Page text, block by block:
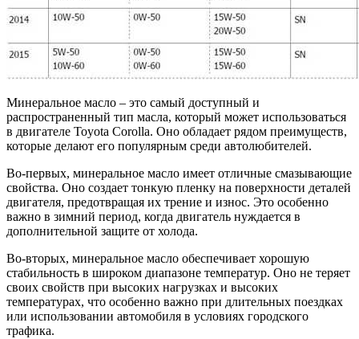
Минеральное масло – это самый доступный и
распространенный тип масла, который может использоваться
в двигателе Toyota Corolla. Оно обладает рядом преимуществ,
которые делают его популярным среди автолюбителей.
Во-первых, минеральное масло имеет отличные смазывающие
свойства. Оно создает тонкую пленку на поверхности деталей
двигателя, предотвращая их трение и износ. Это особенно
важно в зимний период, когда двигатель нуждается в
дополнительной защите от холода.
Во-вторых, минеральное масло обеспечивает хорошую
стабильность в широком диапазоне температур. Оно не теряет
своих свойств при высоких нагрузках и высоких
температурах, что особенно важно при длительных поездках
или использовании автомобиля в условиях городского
трафика.